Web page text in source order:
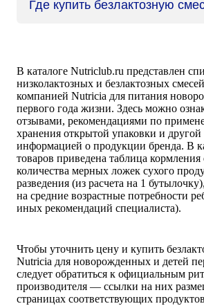
Где купить безлактозную
В каталоге Nutriclub.ru представлен
низколактозных и безлактозных
компанией Nutricia для питания
первого года жизни. Здесь можно
отзывами, рекомендациями по
хранения открытой упаковки и другой
информацией о продукции бренда. В
товаров приведена таблица кормления
количества мерных ложек сухого
разведения (из расчета на 1
на средние возрастные потребности
иных рекомендаций специалиста).
Чтобы уточнить цену и купить
Nutricia для новорожденных и детей
следует обратиться к официальным
производителя — ссылки на них
страницах соответствующих